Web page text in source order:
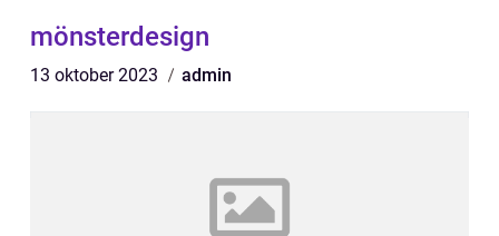
mönsterdesign
13 oktober 2023 admin